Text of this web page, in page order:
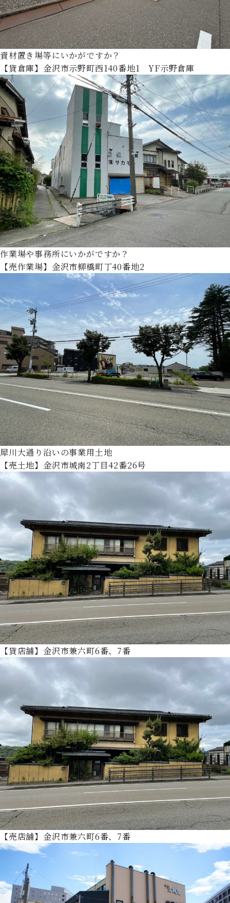
資材置き場等にいかがですか？
【貸倉庫】金沢市示野町西140番地1 YF示野倉庫
作業場や事務所にいかがですか？
【売作業場】金沢市柳橋町丁40番地2
犀川大通り沿いの事業用土地
【売土地】金沢市城南2丁目42番26号
【貸店舗】金沢市兼六町6番、7番
【売店舗】金沢市兼六町6番、7番